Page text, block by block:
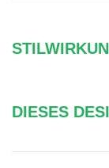
DIESES